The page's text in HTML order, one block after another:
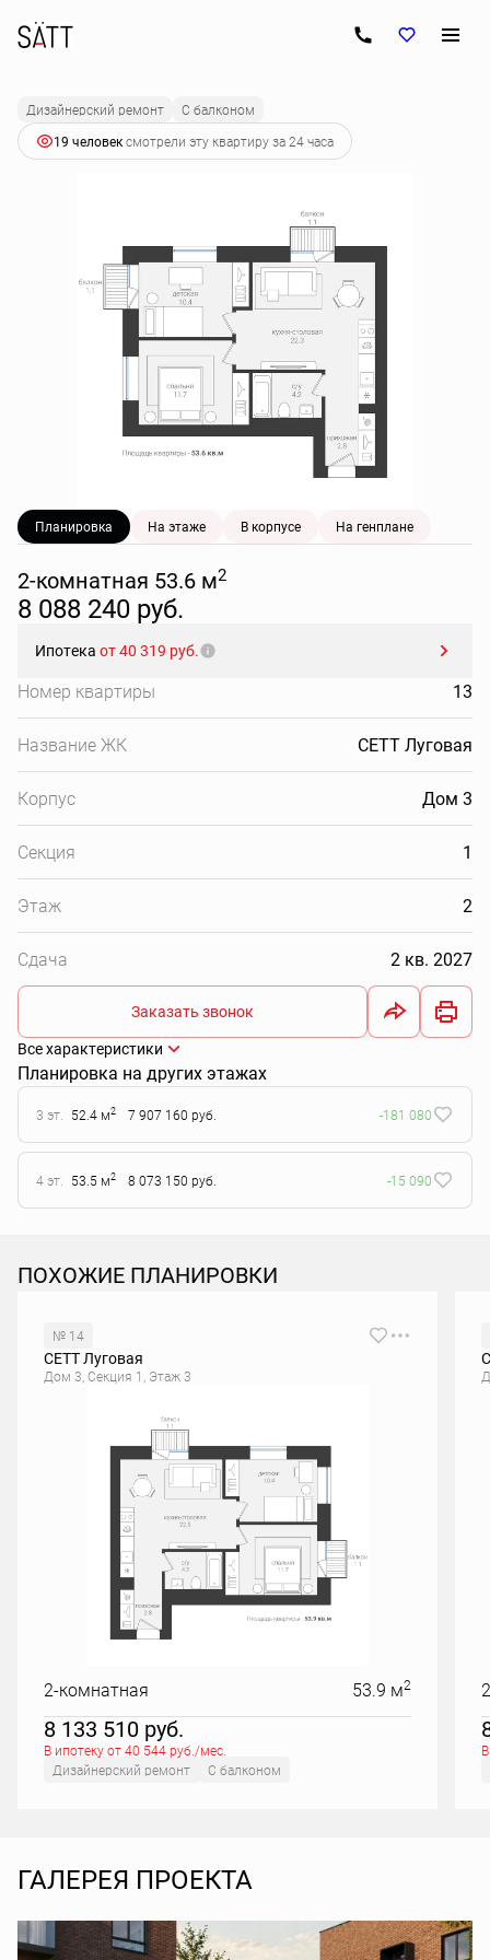
2-комнатная 8 088 240 руб.
Ипотека
Дизайнерский ремонт
С балконом
19 человексмотрели эту квартиру за 24 часа
Планировка На этаже В корпусе На генплане
2-комнатная 53.6 м2
8 088 240 руб.
Ипотека от 40 319 руб.
Номер квартиры 13
Название ЖК СЕТТ Луговая
Корпус Дом 3
Секция 1
Этаж 2
Сдача 2 кв. 2027
Заказать звонок
Все характеристики
Планировка на других этажах
3 эт. 52.4 м2 7 907 160 руб. -181 080
4 эт. 53.5 м2 8 073 150 руб. -15 090
ПОХОЖИЕ ПЛАНИРОВКИ
№ 14
СЕТТ Луговая
Дом 3, Секция 1, Этаж 3
2-комнатная 53.9 м2
8 133 510 руб.
В ипотеку от 40 544 руб./мес.
Дизайнерский ремонт
С балконом
ГАЛЕРЕЯ ПРОЕКТА